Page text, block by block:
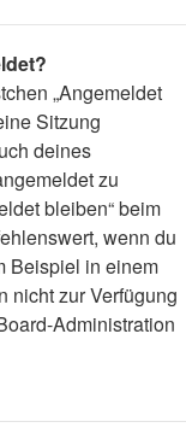
„Angemeldet
Sitzung
deines
zu
bleiben“ beim
wenn du
Beispiel in einem
nicht zur Verfügung
Administration